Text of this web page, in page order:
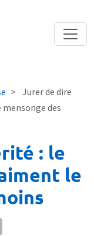
Jurer de dire
des
: le
le